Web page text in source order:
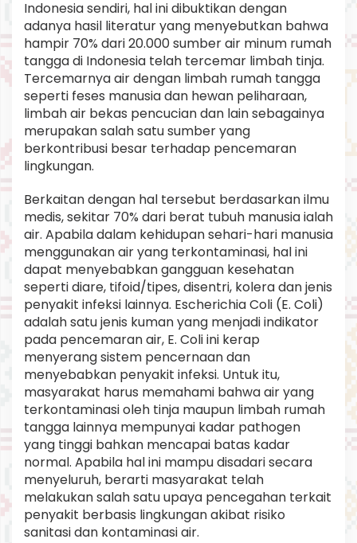
Indonesia sendiri, hal ini dibuktikan dengan
adanya hasil literatur yang menyebutkan bahwa
hampir 70% dari 20.000 sumber air minum rumah
tangga di Indonesia telah tercemar limbah tinja.
Tercemarnya air dengan limbah rumah tangga
seperti feses manusia dan hewan peliharaan,
limbah air bekas pencucian dan lain sebagainya
merupakan salah satu sumber yang
berkontribusi besar terhadap pencemaran
lingkungan.
Berkaitan dengan hal tersebut berdasarkan ilmu
medis, sekitar 70% dari berat tubuh manusia ialah
air. Apabila dalam kehidupan sehari-hari manusia
menggunakan air yang terkontaminasi, hal ini
dapat menyebabkan gangguan kesehatan
seperti diare, tifoid/tipes, disentri, kolera dan jenis
penyakit infeksi lainnya. Escherichia Coli (E. Coli)
adalah satu jenis kuman yang menjadi indikator
pada pencemaran air, E. Coli ini kerap
menyerang sistem pencernaan dan
menyebabkan penyakit infeksi. Untuk itu,
masyarakat harus memahami bahwa air yang
terkontaminasi oleh tinja maupun limbah rumah
tangga lainnya mempunyai kadar pathogen
yang tinggi bahkan mencapai batas kadar
normal. Apabila hal ini mampu disadari secara
menyeluruh, berarti masyarakat telah
melakukan salah satu upaya pencegahan terkait
penyakit berbasis lingkungan akibat risiko
sanitasi dan kontaminasi air.